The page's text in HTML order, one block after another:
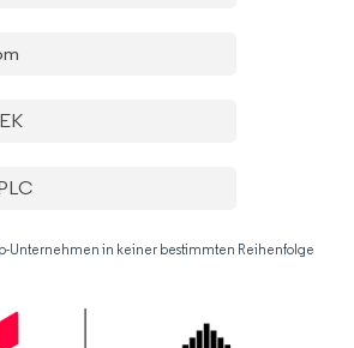
Unternehmen in keiner bestimmten Reihenfolge